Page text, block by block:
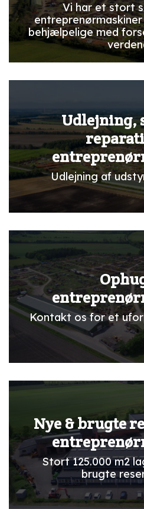
Vi har et stort
behjælpelige med
Udlejning,
Udlejning af
Kontakt os for et
Nye & brugte
Stort 125.000 m2
brugte